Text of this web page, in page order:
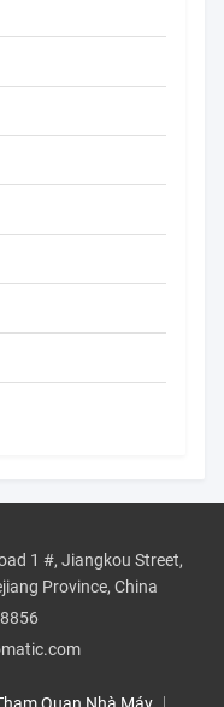
1 #, Jiangkou Street,
Province, China